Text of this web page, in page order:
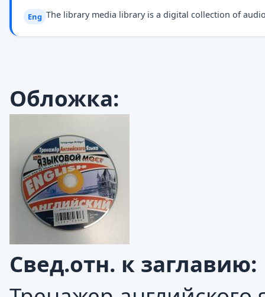
Eng The library media library is a digital collection of
Обложка:
Свед.отн. к заглавию: